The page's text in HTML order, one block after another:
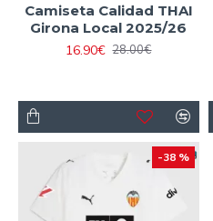
Camiseta Calidad THAI
Girona Local 2025/26
16.90€ 28.00€
-38 %